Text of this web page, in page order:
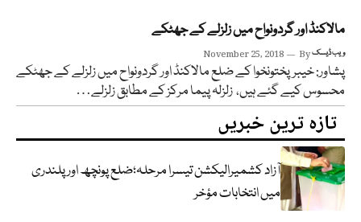
مالاکنڈ اور گردونواح میں زلزلے کے جھٹکے
November 25, 2018 Byویب ڈیسک
پشاور: خیبرپختونخوا کے ضلع مالاکنڈ اور گردونواح میں زلزلے کے جھٹکے
محسوس کیے گئے ہیں، زلزلہ پیما مرکز کے مطابق زلزلے…
تازہ ترین خبریں
آزاد کشمیرالیکشن تیسرا مرحلہ؛ضلع پونچھ اور پلندری
میں انتخابات مؤخر